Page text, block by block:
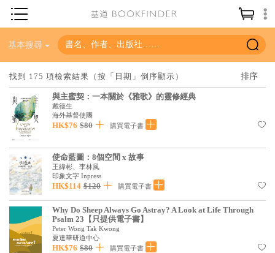
神學／教義
聖經
信仰入門
教會歷史
靈修／禱告
信徒生活
教會事工
分齡牧養
社會／倫理
基本搜尋
找到 175 項檢索結果（按「日期」倒序顯示）
與主蜜契：一本關於《雅歌》的靈修經典
戴德生
海外基督使團
HK$76 $80 購買電子書
使命藍圖：8個空間 x 故事
王緯彬、李林風
印象文字 Inpress
HK$114 $120 購買電子書
Why Do Sheep Always Go Astray? A Look at Life Through
Psalm 23【只提供電子書】
Peter Wong Tak Kwong
夏達華研道中心
HK$76 $80 購買電子書